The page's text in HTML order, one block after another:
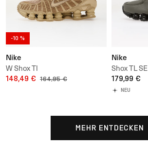
-10 %
Nike
W Shox Tl
148,49 € 164,95 €
Nike
Shox TL SE
179,99 €
NEU
MEHR ENTDECKEN